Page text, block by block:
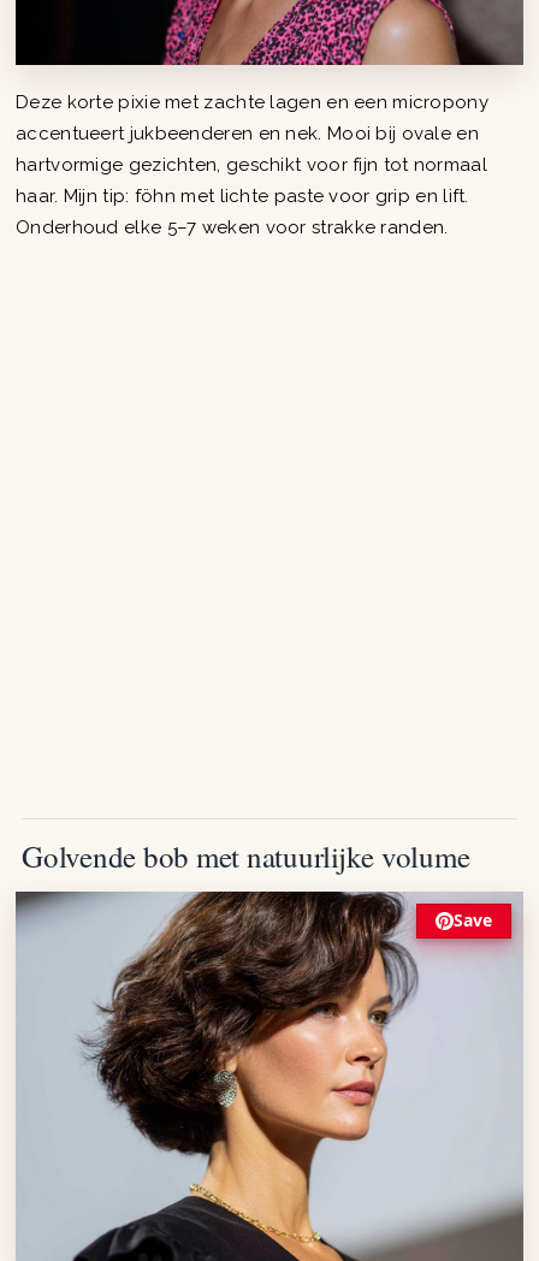
Deze korte pixie met zachte lagen en een micropony
accentueert jukbeenderen en nek. Mooi bij ovale en
hartvormige gezichten, geschikt voor fijn tot normaal
haar. Mijn tip: föhn met lichte paste voor grip en lift.
Onderhoud elke 5–7 weken voor strakke randen.
Golvende bob met natuurlijke volume
Save